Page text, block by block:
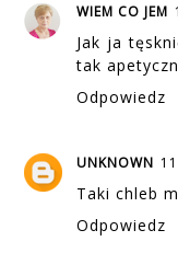
WIEM CO JEM
Jak ja
tak
Odpowiedz
UNKNOWN
Taki chleb
Odpowiedz